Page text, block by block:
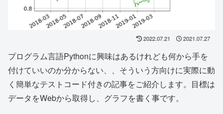
2022.07.21 2021.07.27
プログラム言語Pythonに興味はあるけれども何から手を
付けていいのか分からない、、そういう方向けに実際に動
く簡単なテストコード付きの記事をご紹介します。目標は
データをWebから取得し、グラフを書く事です。